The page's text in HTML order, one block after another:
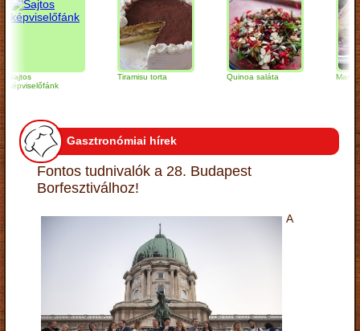
Tiramisu torta Quinoa saláta Mandulás
Gasztronómiai hírek
Fontos tudnivalók a 28. Budapest
Borfesztiválhoz!
A